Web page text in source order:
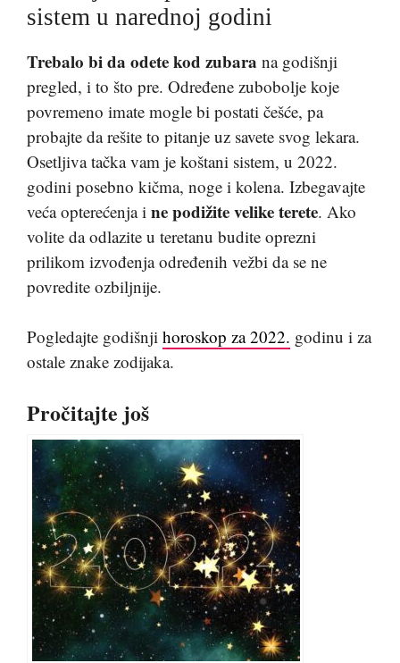
sistem u narednoj godini
Trebalo bi da odete kod zubara na godišnji
pregled, i to što pre. Određene zubobolje koje
povremeno imate mogle bi postati češće, pa
probajte da rešite to pitanje uz savete svog lekara.
Osetljiva tačka vam je koštani sistem, u 2022.
godini posebno kičma, noge i kolena. Izbegavajte
veća opterećenja i ne podižite velike terete. Ako
volite da odlazite u teretanu budite oprezni
prilikom izvođenja određenih vežbi da se ne
povredite ozbiljnije.
Pogledajte godišnji horoskop za 2022. godinu i za
ostale znake zodijaka.
Pročitajte još